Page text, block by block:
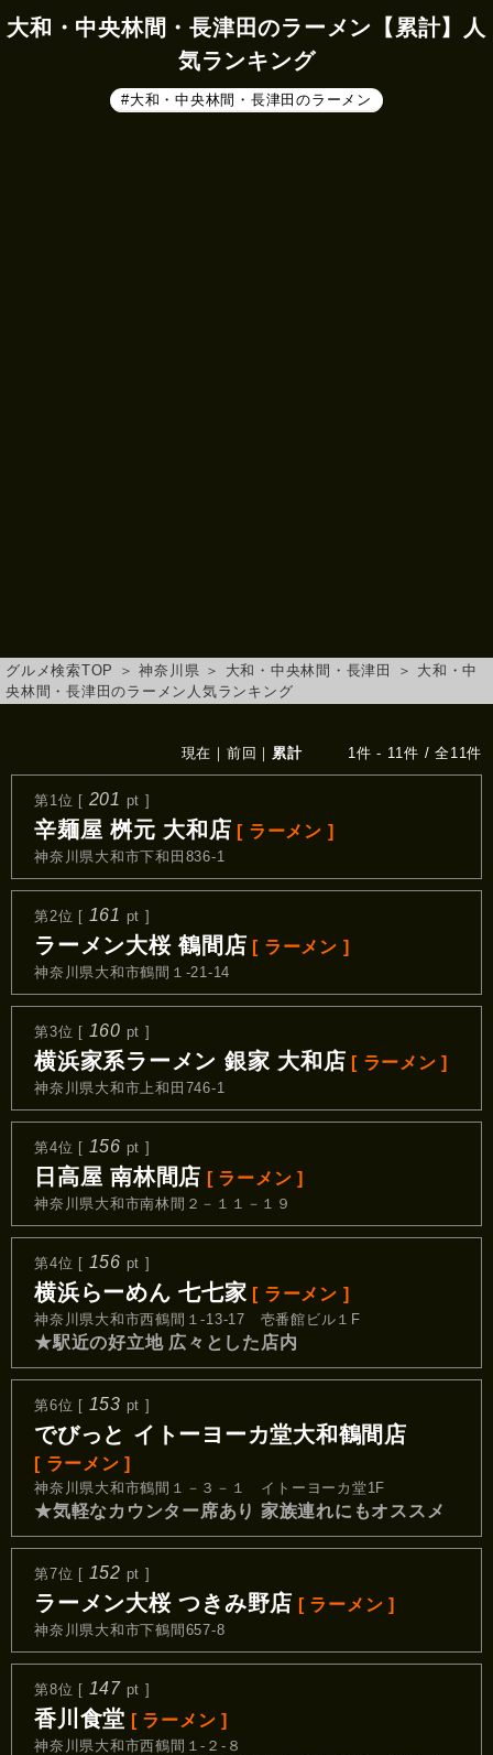
大和・中央林間・長津田のラーメン【累計】人
気ランキング
#大和・中央林間・長津田のラーメン
グルメ検索TOP ＞神奈川県 ＞ 大和・中央林間・長津田 ＞ 大和・中
央林間・長津田のラーメン人気ランキング
現在 ｜ 前回 ｜ 累計1件 - 11件 / 全11件
第1位 [ 201 pt ]
辛麺屋 桝元 大和店 [ ラーメン ]
神奈川県大和市下和田836-1
第2位 [ 161 pt ]
ラーメン大桜 鶴間店 [ ラーメン ]
神奈川県大和市鶴間１-21-14
第3位 [ 160 pt ]
横浜家系ラーメン 銀家 大和店 [ ラーメン ]
神奈川県大和市上和田746-1
第4位 [ 156 pt ]
日高屋 南林間店 [ ラーメン ]
神奈川県大和市南林間２－１１－１９
第4位 [ 156 pt ]
横浜らーめん 七七家 [ ラーメン ]
神奈川県大和市西鶴間１-13-17 壱番館ビル１F
★駅近の好立地 広々とした店内
第6位 [ 153 pt ]
でびっと イトーヨーカ堂大和鶴間店
[ ラーメン ]
神奈川県大和市鶴間１－３－１ イトーヨーカ堂1F
★気軽なカウンター席あり 家族連れにもオススメ
第7位 [ 152 pt ]
ラーメン大桜 つきみ野店 [ ラーメン ]
神奈川県大和市下鶴間657-8
第8位 [ 147 pt ]
香川食堂 [ ラーメン ]
神奈川県大和市西鶴間１-２‐８